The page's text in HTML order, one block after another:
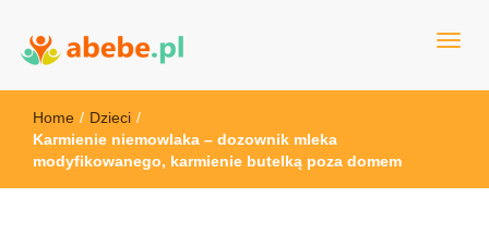
Abebe
Home / Dzieci /
Karmienie niemowlaka – dozownik mleka
modyfikowanego, karmienie butelką poza domem